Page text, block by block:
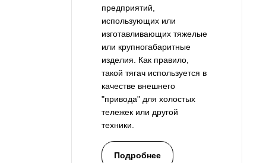
предприятий,
использующих или
изготавливающих тяжелые
или крупногабаритные
изделия. Как правило,
такой тягач используется в
качестве внешнего
"привода" для холостых
тележек или другой
техники.
Подробнее